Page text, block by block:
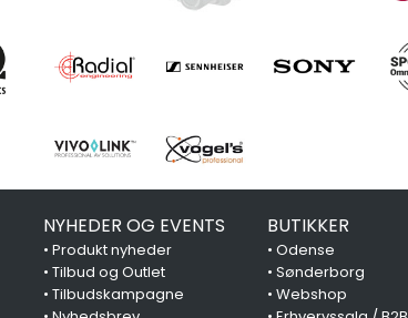
NYHEDER OG EVENTS
• Produkt nyheder
• Tilbud og Outlet
• Tilbudskampagne
BUTIKKER
•Odense
•Sønderborg
•Webshop